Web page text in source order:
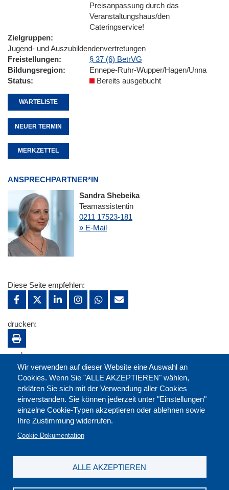
Preisanpassung durch das
Veranstaltungshaus/den
Cateringservice!
Zielgruppen
Jugend- und Auszubildendenvertretungen
Freistellungen
§ 37 (6) BetrVG
Bildungsregion
Ennepe-Ruhr-Wupper/Hagen/Unna
Status
Bereits ausgebucht
WARTELISTE
NEUER TERMIN
MERKZETTEL
ANSPRECHPARTNER*IN
Sandra Shebeika
Teamassistentin
0211 17523-181
» E-Mail
Wir verwenden auf dieser Website eine Auswahl an
Cookies. Wenn Sie "ALLE AKZEPTIEREN" wählen,
erklären Sie sich mit der Verwendung aller Cookies
einverstanden. Sie können jederzeit unter "Einstellungen"
einzelne Cookie-Typen akzeptieren oder ablehnen sowie
Ihre Zustimmung widerrufen.
Cookie-Dokumentation
ALLE AKZEPTIEREN
Diese Seite empfehlen:
drucken:
merken: